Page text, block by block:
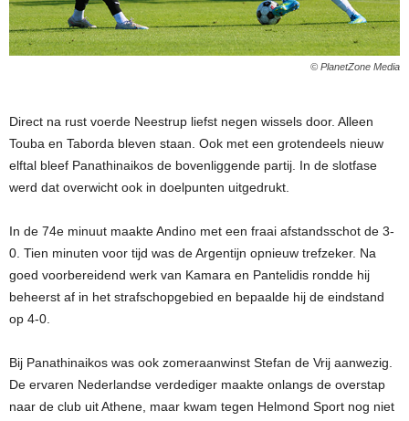
© PlanetZone Media
Direct na rust voerde Neestrup liefst negen wissels door. Alleen
Touba en Taborda bleven staan. Ook met een grotendeels nieuw
elftal bleef Panathinaikos de bovenliggende partij. In de slotfase
werd dat overwicht ook in doelpunten uitgedrukt.
In de 74e minuut maakte Andino met een fraai afstandsschot de 3-
0. Tien minuten voor tijd was de Argentijn opnieuw trefzeker. Na
goed voorbereidend werk van Kamara en Pantelidis rondde hij
beheerst af in het strafschopgebied en bepaalde hij de eindstand
op 4-0.
Bij Panathinaikos was ook zomeraanwinst Stefan de Vrij aanwezig.
De ervaren Nederlandse verdediger maakte onlangs de overstap
naar de club uit Athene, maar kwam tegen Helmond Sport nog niet